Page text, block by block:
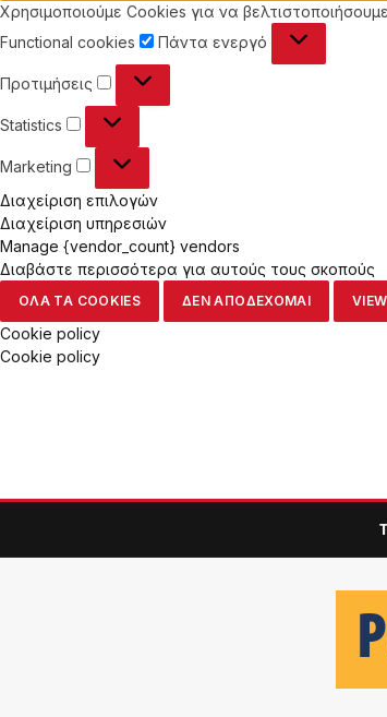
Χρησιμοποιούμε Cookies για να
Functional cookies
Functional
Πάντα ενεργό
Προτιμήσεις Προτιμήσεις
Statistics Statistics
Marketing Marketing
Διαχείριση επιλογών
Διαχείριση υπηρεσιών
Manage {vendor_count} vendors
Διαβάστε περισσότερα για αυτούς τους σκοπούς
ΟΛΑ ΤΑ COOKIES ΔΕΝ ΑΠΟΔΕΧΟΜΑΙ
Cookie policy
Cookie policy